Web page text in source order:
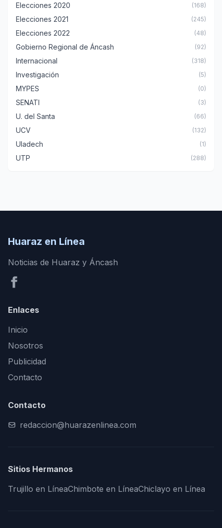
Elecciones 2020 (168)
Elecciones 2021 (245)
Elecciones 2022 (48)
Gobierno Regional de Áncash (92)
Internacional (318)
Investigación (5)
MYPES (0)
SENATI (3)
U. del Santa (66)
UCV (132)
Uladech (1)
UTP (288)
Huaraz en Línea
Noticias de Huaraz y Áncash
Enlaces
Inicio
Nosotros
Publicidad
Contacto
Contacto
redaccion@huarazenlinea.com
Sitios Hermanos
Trujillo en LíneaChimbote en LíneaChiclayo en Línea